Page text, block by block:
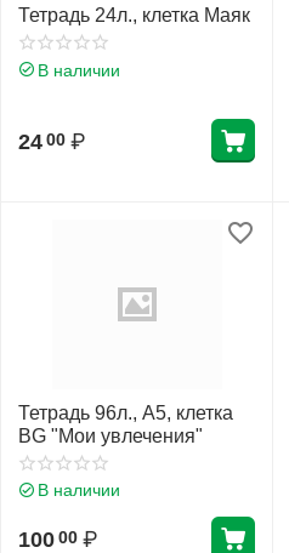
Тетрадь 24л., клетка Маяк
В наличии
24 00 ₽
Тетрадь 96л., А5, клетка
BG "Мои увлечения"
В наличии
100 00 ₽